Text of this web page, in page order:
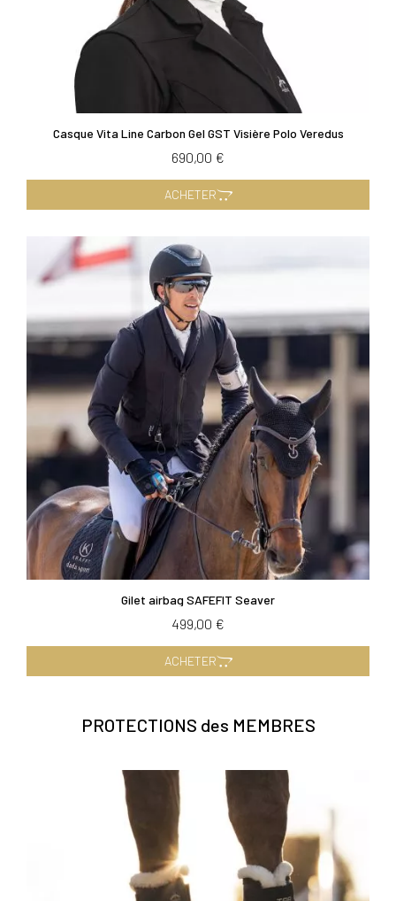
Casque Vita Line Carbon Gel GST Visière Polo Veredus
690,00 €
ACHETER
Gilet airbag SAFEFIT Seaver
499,00 €
ACHETER
PROTECTIONS des MEMBRES
ANNULER CONNECTER